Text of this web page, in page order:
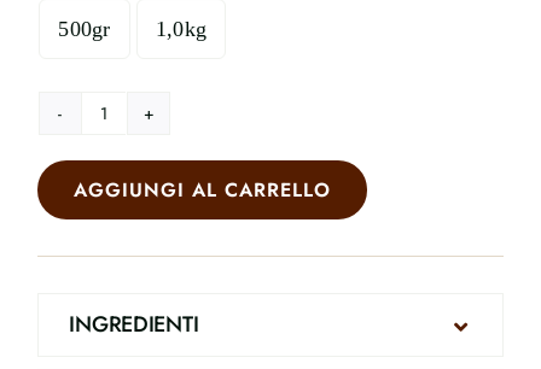
500gr 1,0kg
di
Sicilia
quantità
AGGIUNGI AL CARRELLO
INGREDIENTI